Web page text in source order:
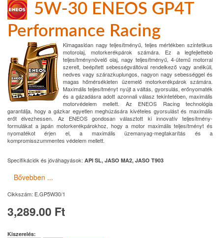
5W-30 ENEOS GP4T
Performance Racing
Kimagaslóan nagy teljesítményű, teljes mértékben szintetikus
motorolaj, motorkerékpárok számára. Ez a legfejlettebb
teljesítménynövelő olaj, nagy teljesítményű, 4-ütemű motorral
szerelt, beépített sebességváltóval rendelkező vagy anélküli,
nedves vagy szárazkuplungos, nagyon nagy sebességgel és
magas hőmérsékleten üzemelő motorkerékpárok számára.
Maximális teljesítményt nyújt a váltás, gyorsulás, erőnyomaték
és a gázadásra adott azonnali válasz tekintetében, maximális
motorvédelem mellett. Az ENEOS Racing technológia
garantálja, hogy a gázkar egyetlen meghúzására kivételes gyorsulást és maximális
erőt élvezhessen. Az ENEOS gondosan választott ki innovatív teljesítmény-
formulákat a japán motorkerékpárokhoz, hogy a motor maximális teljesítményt és
nyomatékot érjen el, a maximális üzemanyag-megtakarítás és a
kompromisszummentes védelem mellett.
Specifikációk és jóváhagyások: API SL, JASO MA2, JASO T903
Bővebben ...
Cikkszám: E.GP5W30/1
3,289.00 Ft
Kiszerelés: